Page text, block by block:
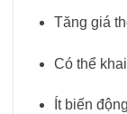
Tăng giá
Có thể
Ít biến